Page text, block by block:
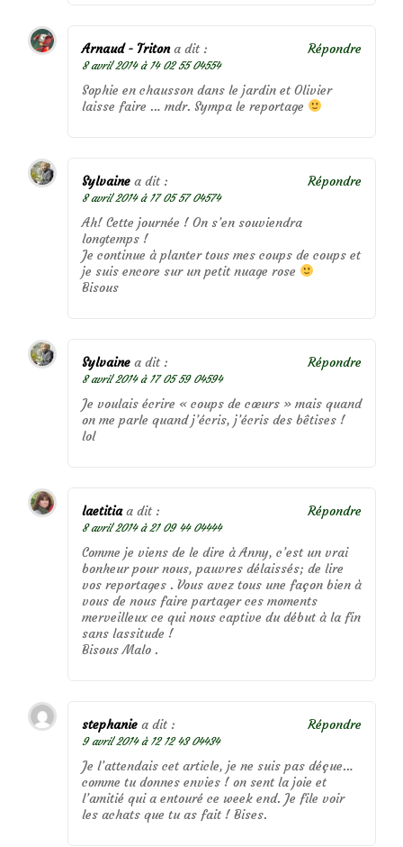
Arnaud - Triton a dit :
8 avril 2014 à 14 02 55 04554
Sophie en chausson dans le jardin et Olivier
laisse faire … mdr. Sympa le reportage
Répondre
Sylvaine a dit :
8 avril 2014 à 17 05 57 04574
Ah! Cette journée ! On s’en souviendra
longtemps !
Je continue à planter tous mes coups de coups et
je suis encore sur un petit nuage rose
Bisous
Répondre
Sylvaine a dit :
8 avril 2014 à 17 05 59 04594
Je voulais écrire « coups de cœurs » mais quand
on me parle quand j’écris, j’écris des bêtises !
lol
Répondre
laetitia a dit :
8 avril 2014 à 21 09 44 04444
Comme je viens de le dire à Anny, c’est un vrai
bonheur pour nous, pauvres délaissés; de lire
vos reportages . Vous avez tous une façon bien à
vous de nous faire partager ces moments
merveilleux ce qui nous captive du début à la fin
sans lassitude !
Bisous Malo .
Répondre
stephanie a dit :
9 avril 2014 à 12 12 43 04434
Je l’attendais cet article, je ne suis pas déçue…
comme tu donnes envies ! on sent la joie et
l’amitié qui a entouré ce week end. Je file voir
les achats que tu as fait ! Bises.
Répondre